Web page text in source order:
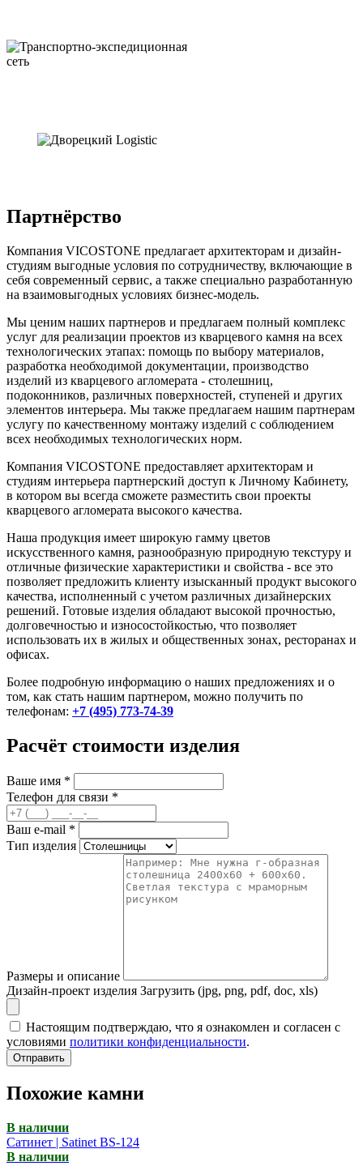
Партнёрство
Компания VICOSTONE предлагает архитекторам и дизайн-
студиям выгодные условия по сотрудничеству, включающие в
себя современный сервис, а также специально разработанную
на взаимовыгодных условиях бизнес-модель.
Мы ценим наших партнеров и предлагаем полный комплекс
услуг для реализации проектов из кварцевого камня на всех
технологических этапах: помощь по выбору материалов,
разработка необходимой документации, производство
изделий из кварцевого агломерата - столешниц,
подоконников, различных поверхностей, ступеней и других
элементов интерьера. Мы также предлагаем нашим партнерам
услугу по качественному монтажу изделий с соблюдением
всех необходимых технологических норм.
Компания VICOSTONE предоставляет архитекторам и
студиям интерьера партнерский доступ к Личному Кабинету,
в котором вы всегда сможете разместить свои проекты
кварцевого агломерата высокого качества.
Наша продукция имеет широкую гамму цветов
искусственного камня, разнообразную природную текстуру и
отличные физические характеристики и свойства - все это
позволяет предложить клиенту изысканный продукт высокого
качества, исполненный с учетом различных дизайнерских
решений. Готовые изделия обладают высокой прочностью,
долговечностью и износостойкостью, что позволяет
использовать их в жилых и общественных зонах, ресторанах и
офисах.
Более подробную информацию о наших предложениях и о
том, как стать нашим партнером, можно получить по
телефонам: +7 (495) 773-74-39
Расчёт стоимости изделия
Ваше имя *
Телефон для связи *
Ваш e-mail *
Тип изделия
Размеры и описание
Дизайн-проект изделия Загрузить (jpg, png, pdf, doc, xls)
Настоящим подтверждаю, что я ознакомлен и согласен с
условиями политики конфиденциальности.
Отправить
Похожие камни
В наличии
Сатинет | Satinet BS-124
В наличии